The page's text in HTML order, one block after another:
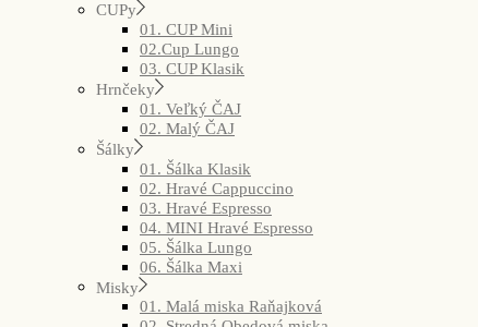
CUPy
01. CUP Mini
02.Cup Lungo
03. CUP Klasik
Hrnčeky
01. Veľký ČAJ
02. Malý ČAJ
Šálky
01. Šálka Klasik
02. Hravé Cappuccino
03. Hravé Espresso
04. MINI Hravé Espresso
05. Šálka Lungo
06. Šálka Maxi
Misky
01. Malá miska Raňajková